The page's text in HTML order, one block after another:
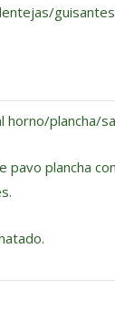
horno/plancha/
pavo plancha